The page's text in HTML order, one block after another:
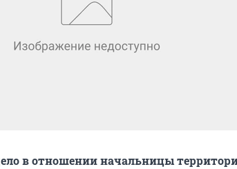
в отношении начальницы